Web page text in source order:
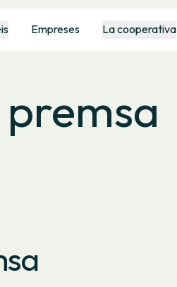
Empreses La cooperativa